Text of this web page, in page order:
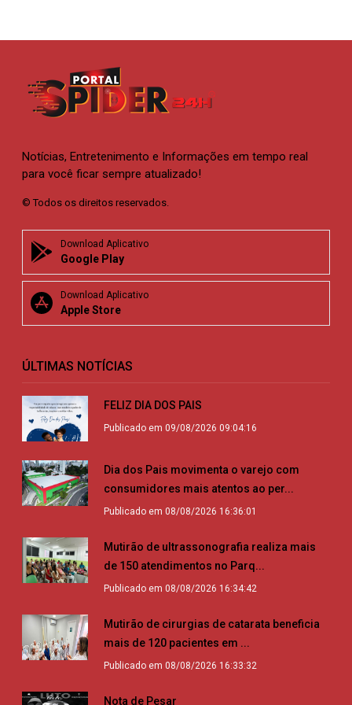
Notícias, Entretenimento e Informações em tempo real
para você ficar sempre atualizado!
© Todos os direitos reservados.
Download Aplicativo
Google Play
Download Aplicativo
Apple Store
ÚLTIMAS NOTÍCIAS
FELIZ DIA DOS PAIS
Publicado em 09/08/2026 09:04:16
Dia dos Pais movimenta o varejo com
consumidores mais atentos ao per...
Publicado em 08/08/2026 16:36:01
Mutirão de ultrassonografia realiza mais
de 150 atendimentos no Parq...
Publicado em 08/08/2026 16:34:42
Mutirão de cirurgias de catarata beneficia
mais de 120 pacientes em ...
Publicado em 08/08/2026 16:33:32
Nota de Pesar